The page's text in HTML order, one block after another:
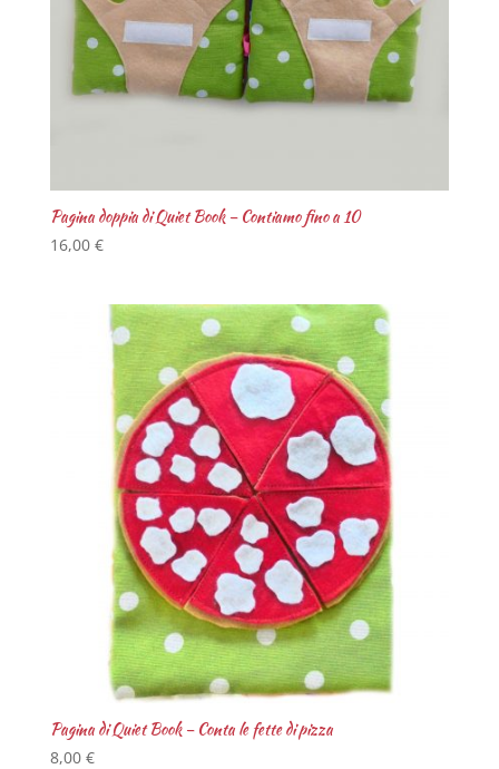
Pagina doppia di Quiet Book – Contiamo fino a 10
16,00 €
Pagina di Quiet Book – Conta le fette di pizza
8,00 €